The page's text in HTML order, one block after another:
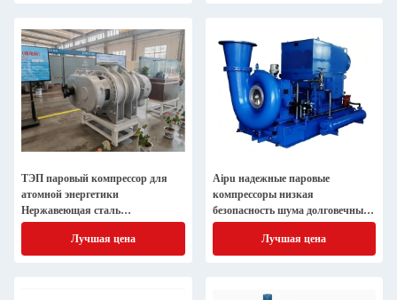
ТЭП паровый компрессор для
атомной энергетики
Нержавеющая сталь
высокотемпературное
интеллектуальное управление
Лучшая цена
Aipu надежные паровые
компрессоры низкая
безопасность шума долговечный
для экстремальных условий
Лучшая цена